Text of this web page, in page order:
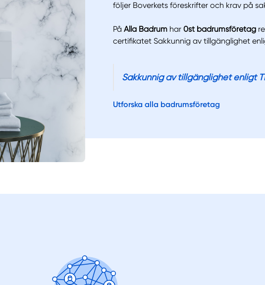
följer Boverkets föreskrifter och krav på
På Alla Badrum har 0st badrumsföretag
certifikatet Sakkunnig av tillgänglighet
Sakkunnig av tillgänglighet enligt
Utforska alla badrumsföretag